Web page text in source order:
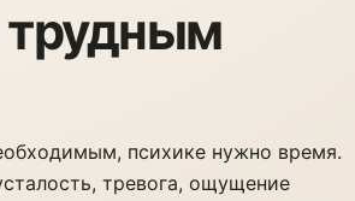
психике нужно время.
тревога, ощущение